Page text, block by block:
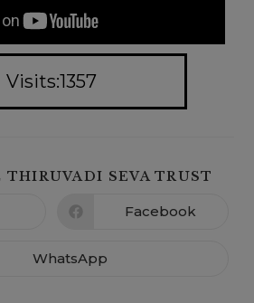
Visits:1357
THIRUVADI SEVA TRUST
Facebook
WhatsApp